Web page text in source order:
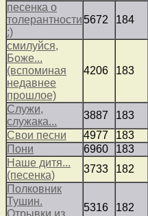
песенка о
толерантности
:)
5672 184
смилуйся,
Боже...
(вспоминая
недавнее
прошлое)
4206 183
Служи,
служака...
3887 183
Свои песни
4977 183
Пони
6960 183
Наше дитя...
(песенка)
3733 182
Полковник
Тушин.
Отрывки из
5316 182